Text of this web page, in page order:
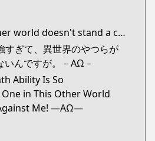
synonyms:The other world doesn't stand a chance against the power of instant death
すぎて、異世界のやつらが
いんですが。－AΩ－
Ability Is So
in This Other World
Me! —AΩ—